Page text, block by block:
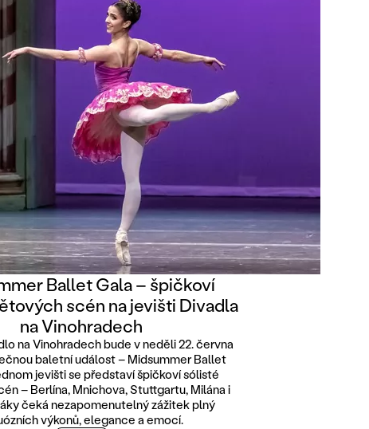
Ballet Gala – špičkoví
scén na jevišti Divadla
na Vinohradech
na Vinohradech bude v neděli 22. června
baletní událost – Midsummer Ballet
jevišti se představí špičkoví sólisté
– Berlína, Mnichova, Stuttgartu, Milána i
čeká nezapomenutelný zážitek plný
výkonů, elegance a emocí.